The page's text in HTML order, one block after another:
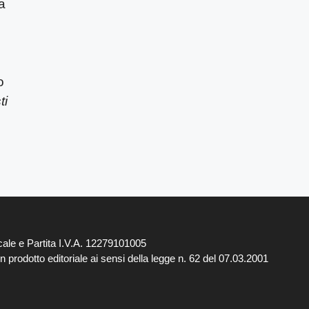
e Partita I.V.A. 12279101005
editoriale ai sensi della legge n. 62 del 07.03.2001